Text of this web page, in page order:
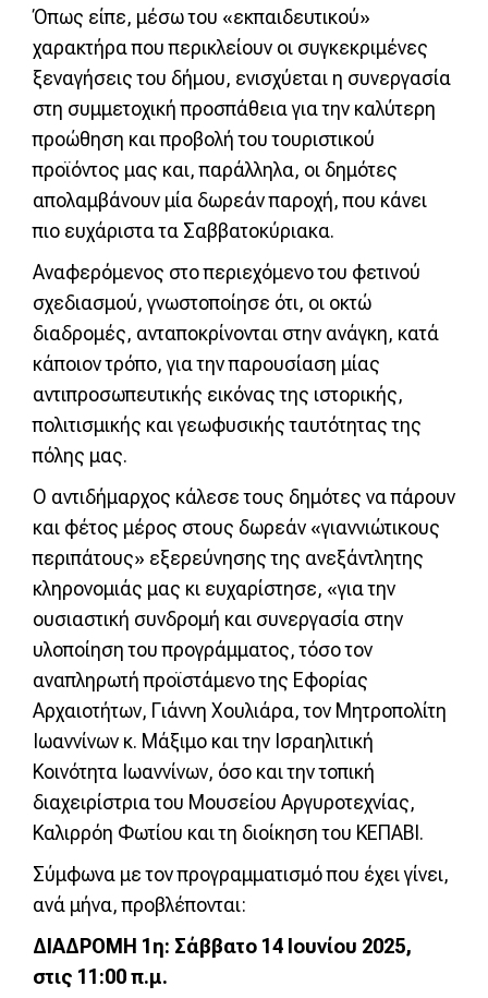
Όπως είπε, μέσω του «εκπαιδευτικού»
χαρακτήρα που περικλείουν οι συγκεκριμένες
ξεναγήσεις του δήμου, ενισχύεται η συνεργασία
στη συμμετοχική προσπάθεια για την καλύτερη
προώθηση και προβολή του τουριστικού
προϊόντος μας και, παράλληλα, οι δημότες
απολαμβάνουν μία δωρεάν παροχή, που κάνει
πιο ευχάριστα τα Σαββατοκύριακα.
Αναφερόμενος στο περιεχόμενο του φετινού
σχεδιασμού, γνωστοποίησε ότι, οι οκτώ
διαδρομές, ανταποκρίνονται στην ανάγκη, κατά
κάποιον τρόπο, για την παρουσίαση μίας
αντιπροσωπευτικής εικόνας της ιστορικής,
πολιτισμικής και γεωφυσικής ταυτότητας της
πόλης μας.
Ο αντιδήμαρχος κάλεσε τους δημότες να πάρουν
και φέτος μέρος στους δωρεάν «γιαννιώτικους
περιπάτους» εξερεύνησης της ανεξάντλητης
κληρονομιάς μας κι ευχαρίστησε, «για την
ουσιαστική συνδρομή και συνεργασία στην
υλοποίηση του προγράμματος, τόσο τον
αναπληρωτή προϊστάμενο της Εφορίας
Αρχαιοτήτων, Γιάννη Χουλιάρα, τον Μητροπολίτη
Ιωαννίνων κ. Μάξιμο και την Ισραηλιτική
Κοινότητα Ιωαννίνων, όσο και την τοπική
διαχειρίστρια του Μουσείου Αργυροτεχνίας,
Καλιρρόη Φωτίου και τη διοίκηση του ΚΕΠΑΒΙ.
Σύμφωνα με τον προγραμματισμό που έχει γίνει,
ανά μήνα, προβλέπονται:
ΔΙΑΔΡΟΜΗ 1η: Σάββατο 14 Ιουνίου 2025,
στις 11:00 π.μ.